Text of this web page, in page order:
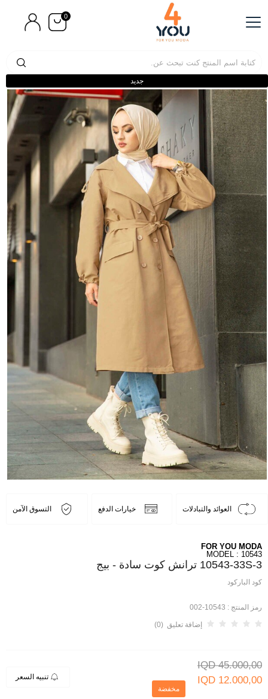
0
جديد
العوائد والتبادلات خيارات الدفع التسوق الآمن
FOR YOU MODA
MODEL : 10543
10543-33S-3 ترانش كوت سادة - بيج
كود الباركود
رمز المنتج : 10543-002
إضافة تعليق (0)
45.000,00
IQD
12.000,00
مخفضة
تنبيه السعر